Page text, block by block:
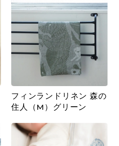
フィンランドリネン 森の
住人（M）グリーン